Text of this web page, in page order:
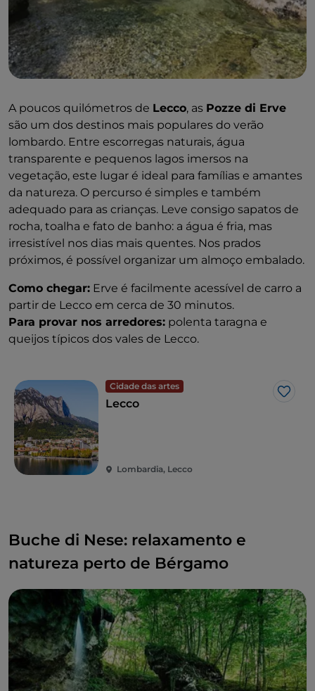
A poucos quilómetros de Lecco, as Pozze di Erve
são um dos destinos mais populares do verão
lombardo. Entre escorregas naturais, água
transparente e pequenos lagos imersos na
vegetação, este lugar é ideal para famílias e amantes
da natureza. O percurso é simples e também
adequado para as crianças. Leve consigo sapatos de
rocha, toalha e fato de banho: a água é fria, mas
irresistível nos dias mais quentes. Nos prados
próximos, é possível organizar um almoço embalado.
Como chegar: Erve é facilmente acessível de carro a
partir de Lecco em cerca de 30 minutos.
Para provar nos arredores: polenta taragna e
queijos típicos dos vales de Lecco.
Cidade das artes
Lecco
Lombardia, Lecco
Buche di Nese: relaxamento e
natureza perto de Bérgamo